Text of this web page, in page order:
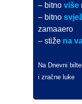
– bitnoviše
– bitno
zamaaero
– stiže na
Na Dnevni
i zračne luke